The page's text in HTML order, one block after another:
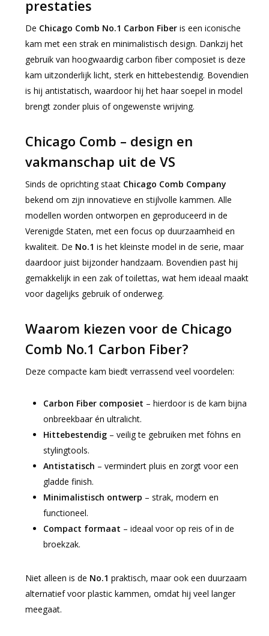
prestaties
De Chicago Comb No.1 Carbon Fiberis een iconische
kam met een strak en minimalistisch design. Dankzij het
gebruik van hoogwaardig carbon fiber composiet is deze
kam uitzonderlijk licht, sterk en hittebestendig. Bovendien
is hij antistatisch, waardoor hij het haar soepel in model
brengt zonder pluis of ongewenste wrijving.
Chicago Comb – design en
vakmanschap uit de VS
Sinds de oprichting staat Chicago Comb Company
bekend om zijn innovatieve en stijlvolle kammen. Alle
modellen worden ontworpen en geproduceerd in de
Verenigde Staten, met een focus op duurzaamheid en
kwaliteit. De No.1 is het kleinste model in de serie, maar
daardoor juist bijzonder handzaam. Bovendien past hij
gemakkelijk in een zak of toilettas, wat hem ideaal maakt
voor dagelijks gebruik of onderweg.
Waarom kiezen voor de Chicago
Comb No.1 Carbon Fiber?
Deze compacte kam biedt verrassend veel voordelen:
Carbon Fiber composiet – hierdoor is de kam bijna
onbreekbaar én ultralicht.
Hittebestendig– veilig te gebruiken met föhns en
stylingtools.
Antistatisch – vermindert pluis en zorgt voor een
gladde finish.
Minimalistisch ontwerp – strak, modern en
functioneel.
Compact formaat – ideaal voor op reis of in de
broekzak.
Niet alleen is de No.1 praktisch, maar ook een duurzaam
alternatief voor plastic kammen, omdat hij veel langer
meegaat.